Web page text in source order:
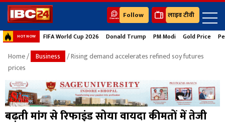
Follow लाइव टीवी
HOT NOW FIFA World Cup 2026 Donald Trump PM Modi Gold Price
Home/ Business
/ Rising demand accelerates refined soy futures
prices
बढ़ती मांग से रिफाइंड सोया वायदा कीमतों में तेजी